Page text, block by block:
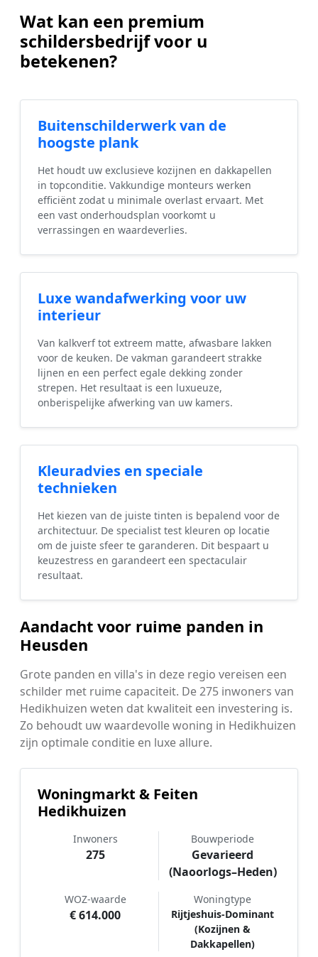
Wat kan een premium
schildersbedrijf voor u
betekenen?
Buitenschilderwerk van de
hoogste plank
Het houdt uw exclusieve kozijnen en dakkapellen
in topconditie. Vakkundige monteurs werken
efficiënt zodat u minimale overlast ervaart. Met
een vast onderhoudsplan voorkomt u
verrassingen en waardeverlies.
Luxe wandafwerking voor uw
interieur
Van kalkverf tot extreem matte, afwasbare lakken
voor de keuken. De vakman garandeert strakke
lijnen en een perfect egale dekking zonder
strepen. Het resultaat is een luxueuze,
onberispelijke afwerking van uw kamers.
Kleuradvies en speciale
technieken
Het kiezen van de juiste tinten is bepalend voor de
architectuur. De specialist test kleuren op locatie
om de juiste sfeer te garanderen. Dit bespaart u
keuzestress en garandeert een spectaculair
resultaat.
Aandacht voor ruime panden in
Heusden
Grote panden en villa's in deze regio vereisen een
schilder met ruime capaciteit. De 275 inwoners van
Hedikhuizen weten dat kwaliteit een investering is.
Zo behoudt uw waardevolle woning in Hedikhuizen
zijn optimale conditie en luxe allure.
Woningmarkt & Feiten
Hedikhuizen
Inwoners
275
Bouwperiode
Gevarieerd
(Naoorlogs–Heden)
WOZ-waarde
€ 614.000
Woningtype
Rijtjeshuis-Dominant
(Kozijnen &
Dakkapellen)